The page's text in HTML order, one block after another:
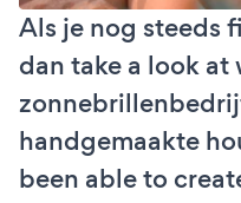
Als je nog steeds
dan take a look at
handgemaakte
been able to